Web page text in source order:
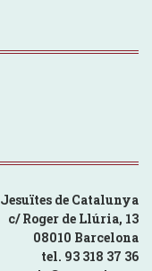
Jesuïtes de Catalunya
c/ Roger de Llúria, 13
08010 Barcelona
tel. 93 318 37 36